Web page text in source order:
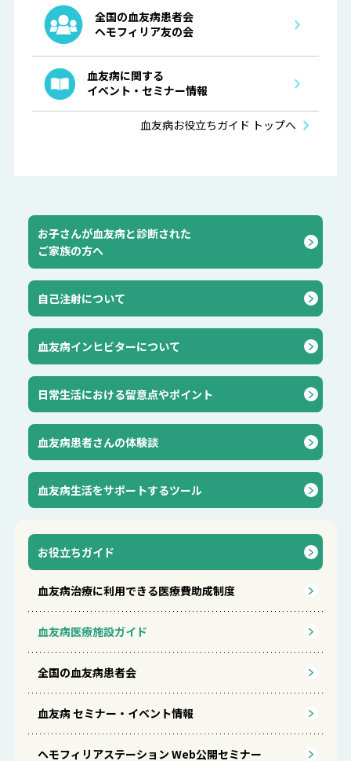
お子さんが血友病と診断された
ご家族の方へ
自己注射について
血友病インヒビターについて
⽇常⽣活における留意点やポイント
血友病患者さんの体験談
血友病生活をサポートするツール
お役立ちガイド
血友病治療に利用できる医療費助成制度
血友病医療施設ガイド
全国の血友病患者会
血友病 セミナー・イベント情報
ヘモフィリアステーション Web公開セミナー
全国の血友病患者会
ヘモフィリア友の会
血友病に関する
イベント・セミナー情報
血友病お役立ちガイド トップへ